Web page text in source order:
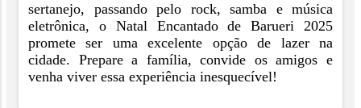
sertanejo, passando pelo rock, samba e música
eletrônica, o Natal Encantado de Barueri 2025
promete ser uma excelente opção de lazer na
cidade. Prepare a família, convide os amigos e
venha viver essa experiência inesquecível!